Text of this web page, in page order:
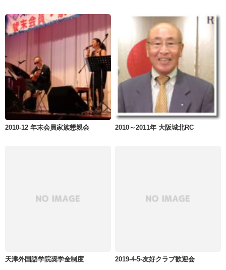
2010-12 年末会員家族懇親会 2010～2011年 大阪城北RC
天津外国語学院奨学金制度 2019-4-5-友好クラブ歓迎会